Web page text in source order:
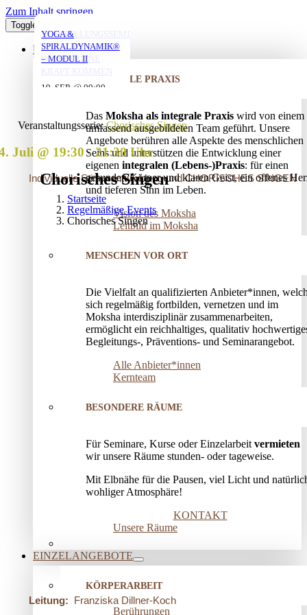
Zum Inhalt springen
Toggle Navigation
ÜBER UNS
INTEGRALE PRAXIS
Das Moksha als integrale Praxis wird von einem
umfassend ausgebildeten Team geführt. Unsere
Angebote berühren alle Aspekte des menschlichen
Seins und unterstützen die Entwicklung einer
eigenen integralen (Lebens-)Praxis: für einen
gesunden Körper und klaren Geist, ein offenes
und tieferen Sinn im Leben.
Vision des Moksha
Leitbild im Moksha
MENSCHEN VOR ORT
Die Vielfalt an qualifizierten Anbieter*innen,
sich regelmäßig fortbilden, vernetzen und im
Moksha interdisziplinär zusammenarbeiten,
ermöglicht ein reichhaltiges, qualitativ
Begleitungs-, Präventions­- und Seminarangebot.
Alle Anbieter*innen
Kernteam
BESONDERE RÄUME
Für Seminare, Kurse oder Einzelarbeit vermieten
wir unsere Räume stunden- oder tageweise.
Mit Elbnähe für die Pausen, viel Licht und
wohliger Atmosphäre!
KONTAKT
Unsere Räume
EINZELANGEBOTE
KÖRPERARBEIT
Berührungen
Chorisches Singen
Startseite
Regelmäßige Events
Chorisches Singen
Veranstaltungsserie:Chorisches Singen
Juli @ 19:30-21:30
Individuelle Stimmentwicklung und CHORISCHES SINGEN
Leitung: Franziska Dillner-Koch
YOGA MIT DANIEL
10. AUG. @ 18:00
19:30
YOGA MIT DANIEL
10. AUG. @ 20:00
21:30
YOGA MIT DANIEL
11. AUG. @ 18:00
19:30
VERSTRICKUNGEN
LÖSEN – OFFENES
AUFSTELLUNGSSEMINAR
25. AUG. @ 17:00
AUFSTELLUNGSSEMINAR
– MIT DEM VATER
IN DIE EIGENE
KRAFT KOMMEN
17:30
YOGA &
SPIRALDYNAMIK®
– MODUL II
19. SEP. @ 09:00
20. SEP. @ 16:00